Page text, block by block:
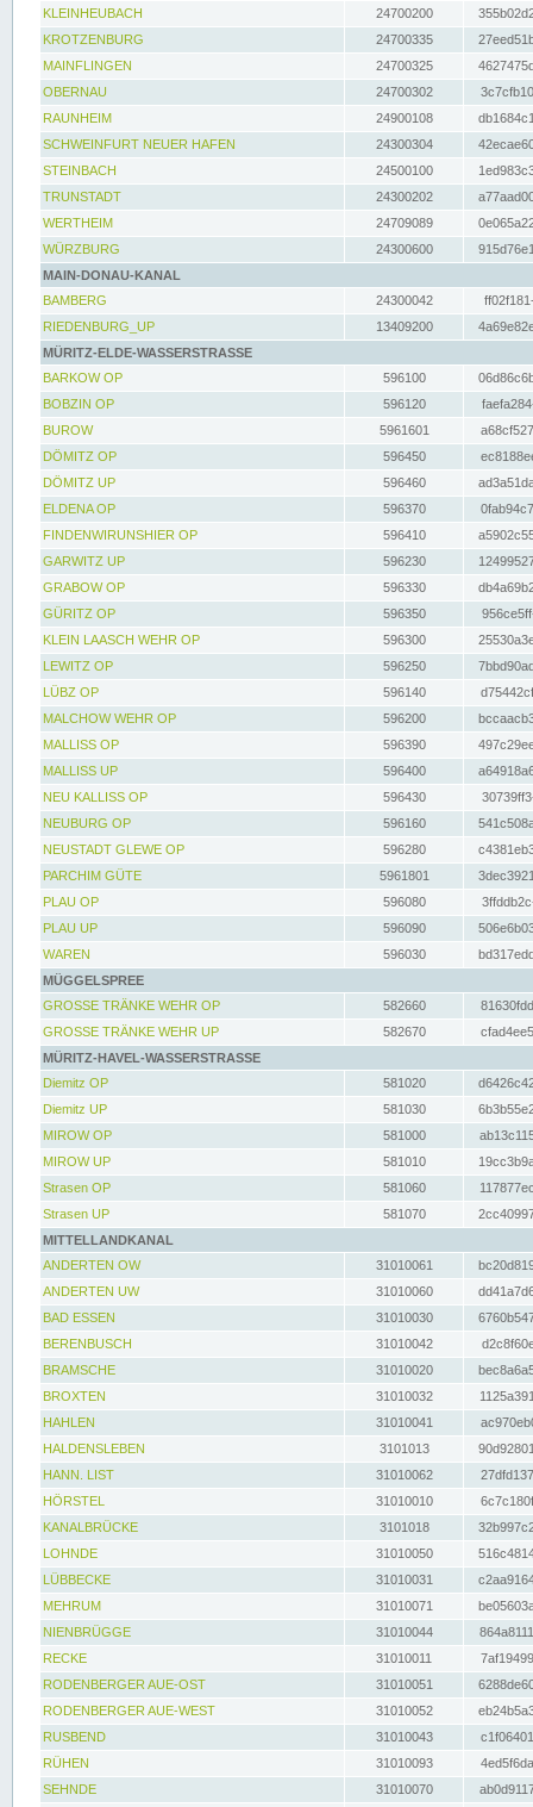
KLEINHEUBACH 24700200
KROTZENBURG
24700335
MAINFLINGEN
24700325
OBERNAU
24700302
RAUNHEIM
24900108
SCHWEINFURT NEUER HAFEN
24300304
STEINBACH
24500100
TRUNSTADT
24300202
WERTHEIM
24709089
WÜRZBURG
24300600
MAIN-DONAU-KANAL
BAMBERG
24300042
RIEDENBURG_UP
13409200
MÜRITZ-ELDE-WASSERSTRASSE
BARKOW OP
596100
BOBZIN OP
596120
BUROW
5961601
DÖMITZ OP
596450
DÖMITZ UP
596460
ELDENA OP
596370
FINDENWIRUNSHIER OP
596410
GARWITZ UP
596230
GRABOW OP
596330
GÜRITZ OP
596350
KLEIN LAASCH WEHR OP
596300
LEWITZ OP
596250
LÜBZ OP
596140
MALCHOW WEHR OP
596200
MALLISS OP
596390
MALLISS UP
596400
NEU KALLISS OP
596430
NEUBURG OP
596160
NEUSTADT GLEWE OP
596280
PARCHIM GÜTE
5961801
PLAU OP
596080
PLAU UP
596090
WAREN
596030
MÜGGELSPREE
GROSSE TRÄNKE WEHR OP
582660
GROSSE TRÄNKE WEHR UP
582670
MÜRITZ-HAVEL-WASSERSTRASSE
Diemitz OP
581020
Diemitz UP
581030
MIROW OP
581000
MIROW UP
581010
Strasen OP
581060
Strasen UP
581070
MITTELLANDKANAL
ANDERTEN OW
31010061
ANDERTEN UW
31010060
BAD ESSEN
31010030
BERENBUSCH
31010042
BRAMSCHE
31010020
BROXTEN
31010032
HAHLEN
31010041
HALDENSLEBEN
3101013
HANN. LIST
31010062
HÖRSTEL
31010010
KANALBRÜCKE
3101018
LOHNDE
31010050
LÜBBECKE
31010031
MEHRUM
31010071
NIENBRÜGGE
31010044
RECKE
31010011
RODENBERGER AUE-OST
31010051
RODENBERGER AUE-WEST
31010052
RUSBEND
31010043
RÜHEN
31010093
SEHNDE
31010070